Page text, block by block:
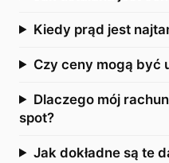
Kiedy prąd jest
Czy ceny mogą być
Dlaczego mój
spot?
Jak dokładne są te